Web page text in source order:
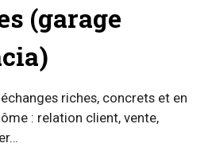
(garage
riches, concrets et en
: relation client, vente,